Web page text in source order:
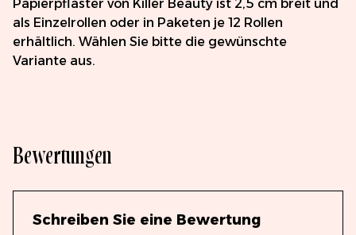
Papierpflaster von Killer Beauty ist 2,5 cm breit und
als Einzelrollen oder in Paketen je 12 Rollen
erhältlich. Wählen Sie bitte die gewünschte
Variante aus.
Bewertungen
Schreiben Sie eine Bewertung